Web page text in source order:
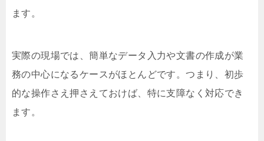
ます。
実際の現場では、簡単なデータ入力や文書の作成が業
務の中心になるケースがほとんどです。つまり、初歩
的な操作さえ押さえておけば、特に支障なく対応でき
ます。